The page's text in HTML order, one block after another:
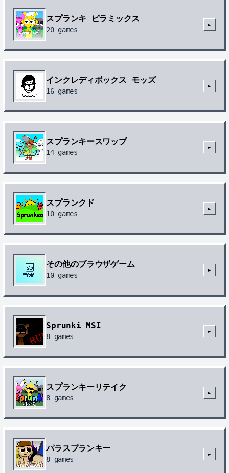
スプランキ ピラミックス
20games
►
インクレディボックス モッズ
16games
►
スプランキースワップ
14games
►
スプランクド
10games
►
その他のブラウザゲーム
10games
►
Sprunki MSI
8 games
►
スプランキーリテイク
8 games
►
パラスプランキー
8 games
►